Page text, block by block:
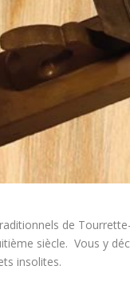
de
siècle. Vous y
insolites.